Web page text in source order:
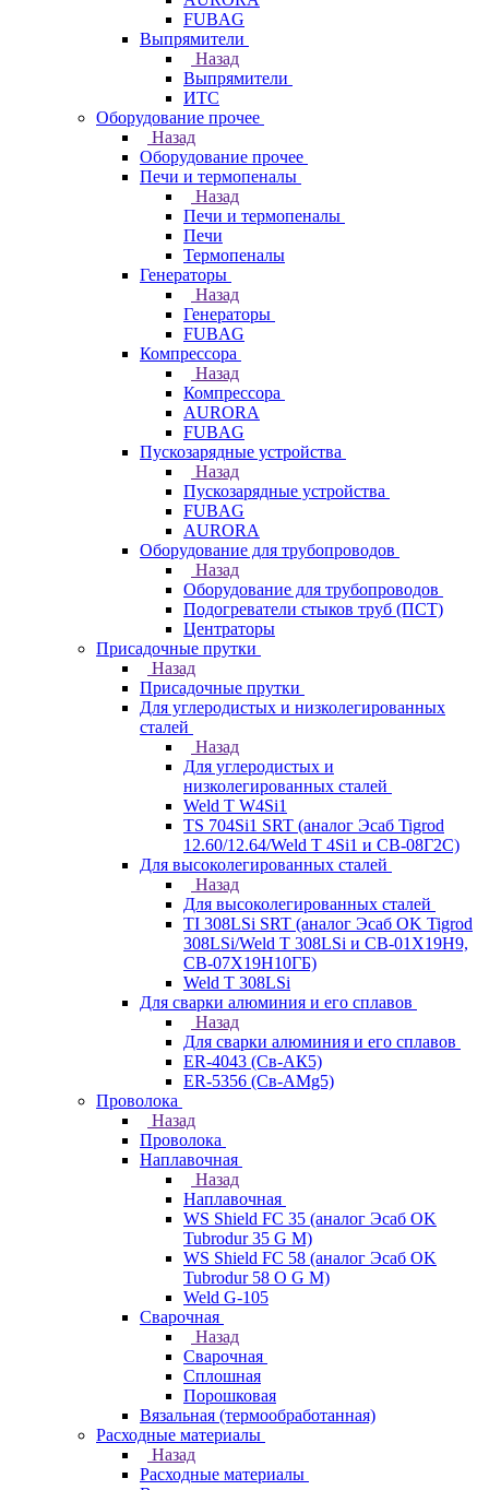
FUBAG
Выпрямители
Назад
Выпрямители
ИТС
Оборудование прочее
Назад
Оборудование прочее
Печи и термопеналы
Назад
Печи и термопеналы
Печи
Термопеналы
Генераторы
Назад
Генераторы
FUBAG
Компрессора
Назад
Компрессора
AURORA
FUBAG
Пускозарядные устройства
Назад
Пускозарядные устройства
FUBAG
AURORA
Оборудование для трубопроводов
Назад
Оборудование для трубопроводов
Подогреватели стыков труб (ПСТ)
Центраторы
Присадочные прутки
Назад
Присадочные прутки
Для углеродистых и низколегированных
сталей
Назад
Для углеродистых и
низколегированных сталей
Weld T W4Si1
TS 704Si1 SRT (аналог Эсаб Tigrod
12.60/12.64/Weld T 4Si1 и СВ-08Г2С)
Для высоколегированных сталей
Назад
Для высоколегированных сталей
TI 308LSi SRT (аналог Эсаб OK Tigrod
308LSi/Weld T 308LSi и СВ-01Х19Н9,
СВ-07Х19Н10ГБ)
Weld T 308LSi
Для сварки алюминия и его сплавов
Назад
Для сварки алюминия и его сплавов
ER-4043 (Св-АК5)
ER-5356 (Св-АМg5)
Проволока
Назад
Проволока
Наплавочная
Назад
Наплавочная
WS Shield FC 35 (аналог Эсаб OK
Tubrodur 35 G M)
WS Shield FC 58 (аналог Эсаб OK
Tubrodur 58 O G M)
Weld G-105
Сварочная
Назад
Сварочная
Сплошная
Порошковая
Вязальная (термообработанная)
Расходные материалы
Назад
Расходные материалы